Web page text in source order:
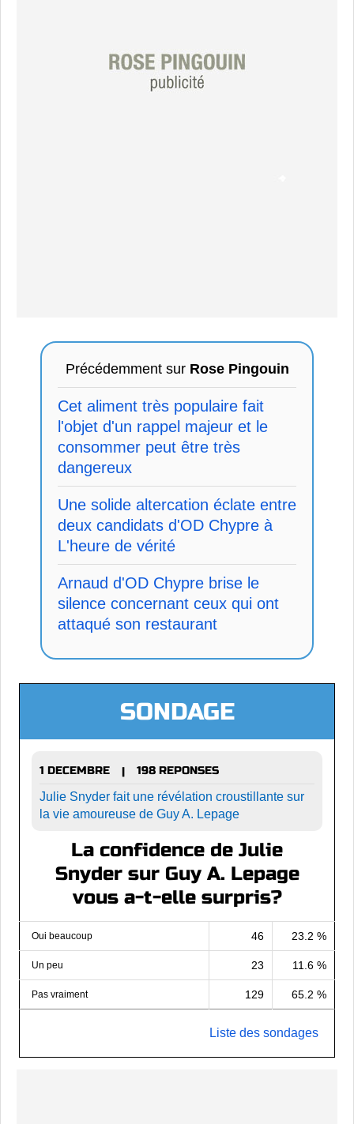
Précédemment sur Rose Pingouin
Cet aliment très populaire fait
l'objet d'un rappel majeur et le
consommer peut être très
dangereux
Une solide altercation éclate entre
deux candidats d'OD Chypre à
L'heure de vérité
Arnaud d'OD Chypre brise le
silence concernant ceux qui ont
attaqué son restaurant
SONDAGE
1 DECEMBRE |
198 REPONSES
Julie Snyder fait une révélation croustillante sur
la vie amoureuse de Guy A. Lepage
La confidence de Julie
Snyder sur Guy A. Lepage
vous a-t-elle surpris?
Oui beaucoup 46 23.2 %
Un peu 23 11.6 %
Pas vraiment 129 65.2 %
Liste des sondages